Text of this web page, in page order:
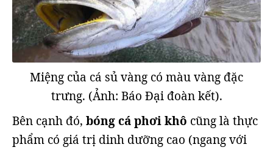
Miệng của cá sủ vàng có màu vàng đặc
trưng. (Ảnh: Báo Đại đoàn kết).
Bên cạnh đó, bóng cá phơi khô cũng là thực
phẩm có giá trị dinh dưỡng cao (ngang với